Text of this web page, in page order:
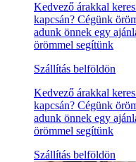
Kedvező árakkal
kapcsán? Cégünk
adunk önnek egy
örömmel segítünk
Szállítás belföldön
Kedvező árakkal
kapcsán? Cégünk
adunk önnek egy
örömmel segítünk
Szállítás belföldön